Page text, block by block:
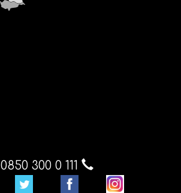
0850 300 0 111